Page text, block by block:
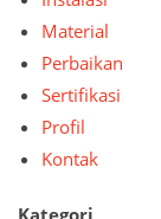
Material
Perbaikan
Sertifikasi
Profil
Kontak
Kategori